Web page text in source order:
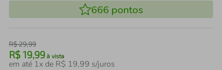
666 pontos
R$29,99
R$ 19,99 à vista
em até 1x de R$ 19,99 s/juros